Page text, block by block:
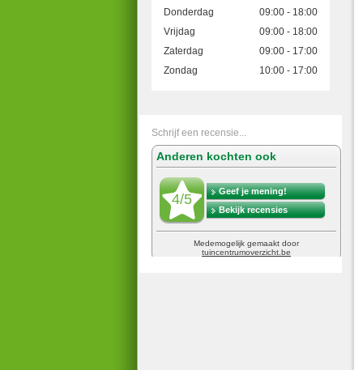
Donderdag
09:00 - 18:00
Vrijdag
09:00 - 18:00
Zaterdag
09:00 - 17:00
Zondag
10:00 - 17:00
Schrijf een recensie...